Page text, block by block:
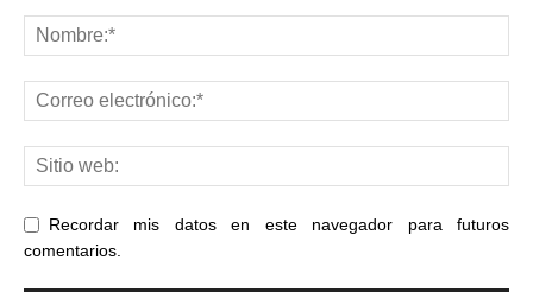
Recordar mis datos en este navegador para futuros
comentarios.